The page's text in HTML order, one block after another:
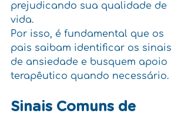
prejudicando sua qualidade de
vida.
Por isso, é fundamental que os
pais saibam identificar os sinais
de ansiedade e busquem apoio
terapêutico quando necessário.
Sinais Comuns de